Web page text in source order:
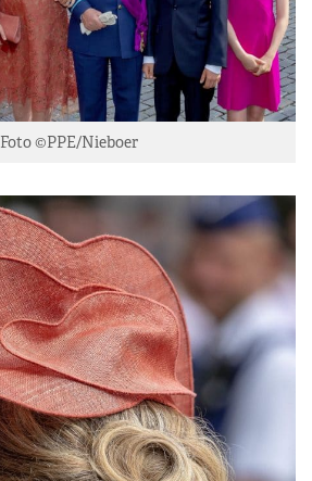
Foto ©PPE/Nieboer